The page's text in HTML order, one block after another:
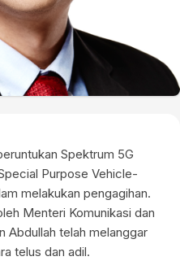
Spektrum 5G
Purpose Vehicle-
melakukan pengagihan.
Menteri Komunikasi dan
Abdullah telah melanggar
telus dan adil.